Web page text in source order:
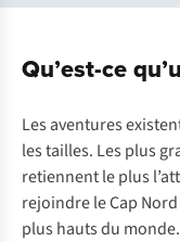
Qu’est-ce
Les aventures
les tailles. Les plus
retiennent le plus
rejoindre le Cap
plus hauts du